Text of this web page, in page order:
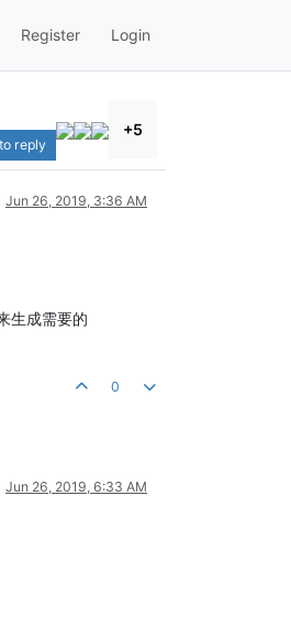
Register Login
reply
+5
Jun 26, 2019, 3:36 AM
生成需要的
0
Jun 26, 2019, 6:33 AM